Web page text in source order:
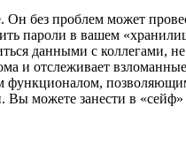
Он без проблем может
пароли в вашем
данными с коллегами,
и отслеживает
Вы можете занести в